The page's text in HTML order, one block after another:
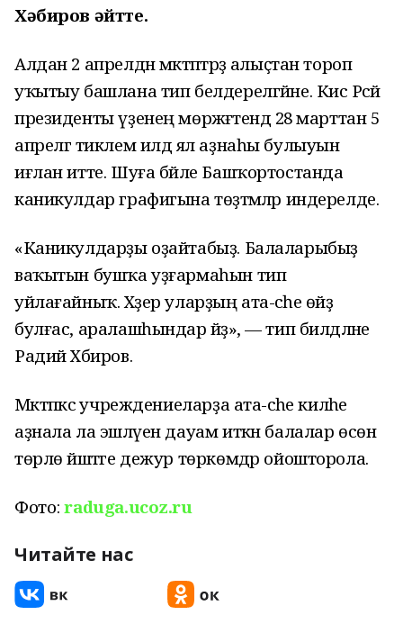
Хәбиров әйтте.
Алдан 2 апрелдән мәктәптәрҙә алыҫтан тороп
уҡытыу башлана тип белдерелгәйне. Кисә Рәсәй
президенты үҙенең мөрәжәғәтендә 28 марттан 5
апрелгә тиклем илдә ял аҙнаһы булыуын
иғлан итте. Шуға бәйле Башҡортостанда
каникулдар графигына төҙәтмәләр индерелде.
«Каникулдарҙы оҙайтабыҙ. Балаларыбыҙ
ваҡытын бушҡа уҙғармаһын тип
уйлағайныҡ. Хәҙер уларҙың ата-әсәһе өйҙә
булғас, аралашһындар әйҙә», — тип билдәләне
Радий Хәбиров.
Мәктәпкәсә учреждениеларҙа ата-әсәһе киләһе
аҙнала ла эшләүен дауам иткән балалар өсөн
төрлө йәштәге дежур төркөмдәр ойошторола.
Фото:raduga.ucoz.ru
Читайте нас